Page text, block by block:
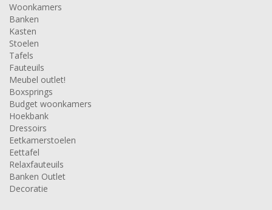
Woonkamers
Banken
Kasten
Stoelen
Tafels
Fauteuils
Meubel outlet!
Boxsprings
Budget woonkamers
Hoekbank
Dressoirs
Eetkamerstoelen
Eettafel
Relaxfauteuils
Banken Outlet
Decoratie